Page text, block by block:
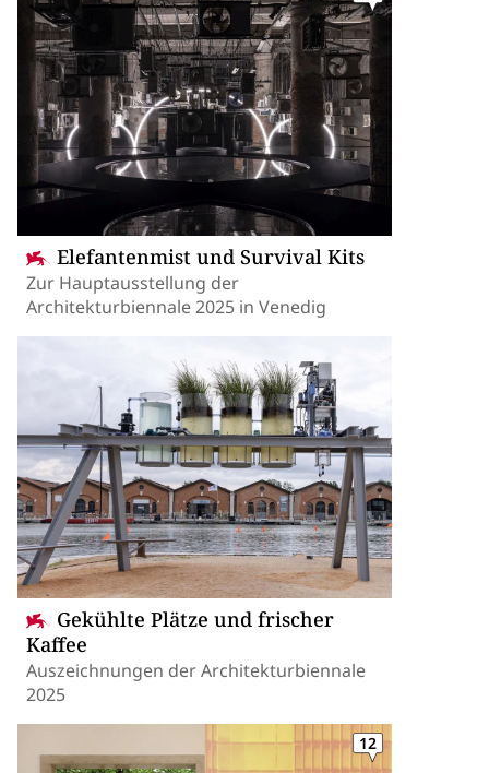
Elefantenmist und Survival Kits
Zur Hauptausstellung der
Architekturbiennale 2025 in Venedig
Gekühlte Plätze und frischer
Kaffee
Auszeichnungen der Architekturbiennale
2025
12